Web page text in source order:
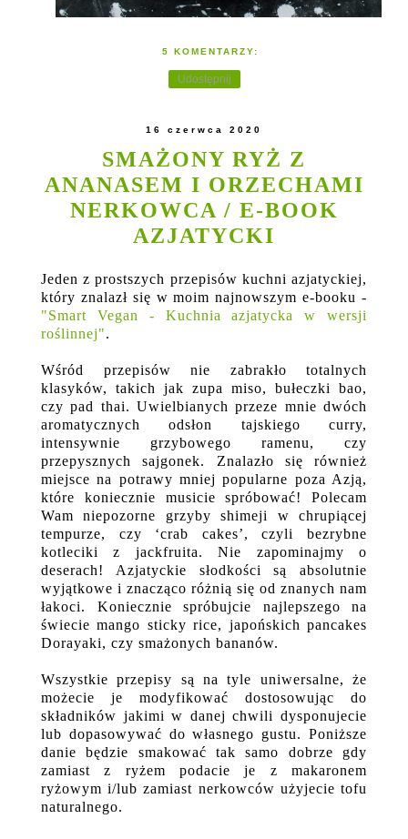
5 KOMENTARZY:
Udostępnij
16 czerwca 2020
SMAŻONY RYŻ Z
ANANASEM I ORZECHAMI
NERKOWCA / E-BOOK
AZJATYCKI
Jeden z prostszych przepisów kuchni azjatyckiej,
który znalazł się w moim najnowszym e-booku -
"Smart Vegan - Kuchnia azjatycka w wersji
roślinnej".
Wśród przepisów
nie zabrakło totalnych
klasyków, takich jak zupa miso, bułeczki bao,
czy pad thai. Uwielbianych przeze mnie dwóch
aromatycznych odsłon tajskiego curry,
intensywnie grzybowego ramenu, czy
przepysznych sajgonek. Znalazło się również
miejsce na potrawy mniej popularne poza Azją,
które koniecznie musicie spróbować! Polecam
Wam niepozorne grzyby shimeji w chrupiącej
tempurze, czy ‘crab cakes’, czyli bezrybne
kotleciki z jackfruita. Nie zapominajmy o
deserach! Azjatyckie słodkości są absolutnie
wyjątkowe i znacząco różnią się od znanych nam
łakoci. Koniecznie spróbujcie najlepszego na
świecie mango sticky rice, japońskich pancakes
Dorayaki, czy smażonych bananów.
Wszystkie przepisy są na tyle uniwersalne, że
możecie je modyfikować dostosowując do
składników jakimi w danej chwili dysponujecie
lub dopasowywać do własnego gustu. Poniższe
danie będzie smakować tak samo dobrze gdy
zamiast z ryżem podacie je z makaronem
ryżowym i/lub zamiast nerkowców użyjecie tofu
naturalnego.